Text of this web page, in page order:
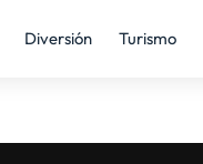
Diversión Turismo